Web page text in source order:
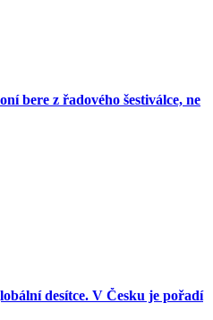
bere z řadového šestiválce, ne
desítce. V Česku je pořadí